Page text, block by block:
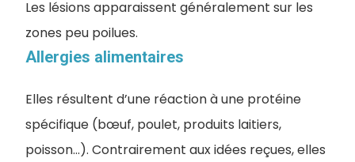
Les lésions apparaissent généralement sur les
zones peu poilues.
Allergies alimentaires
Elles résultent d’une réaction à une protéine
spécifique (bœuf, poulet, produits laitiers,
poisson…). Contrairement aux idées reçues, elles